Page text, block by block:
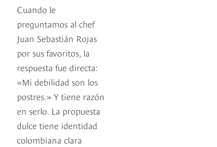
Cuando le
preguntamos al chef
Juan Sebastián Rojas
por sus favoritos, la
respuesta fue directa:
«Mi debilidad son los
postres.» Y tiene razón
en serlo. La propuesta
dulce tiene identidad
colombiana clara